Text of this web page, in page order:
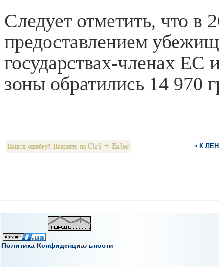
Следует отметить, что в
предоставлением
государствах-членах ЕС
зоны обратились 14 970
• К
Политика Конфиденциальности